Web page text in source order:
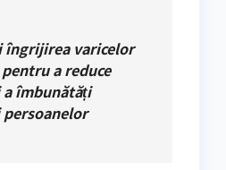
îngrijirea varicelor
a reduce
îmbunătăți